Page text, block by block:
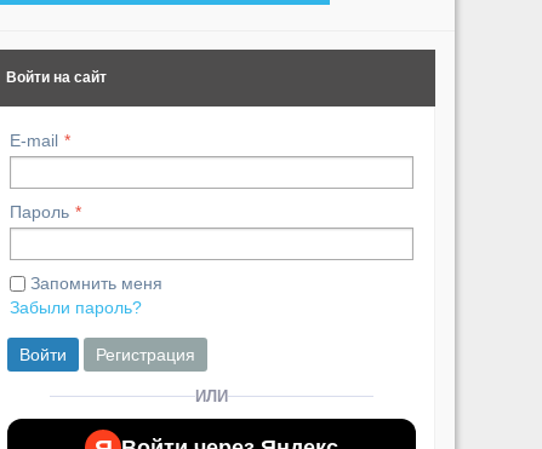
Войти на сайт
E-mail
Пароль
Запомнить меня
Забыли пароль?
Войти Регистрация
ИЛИ